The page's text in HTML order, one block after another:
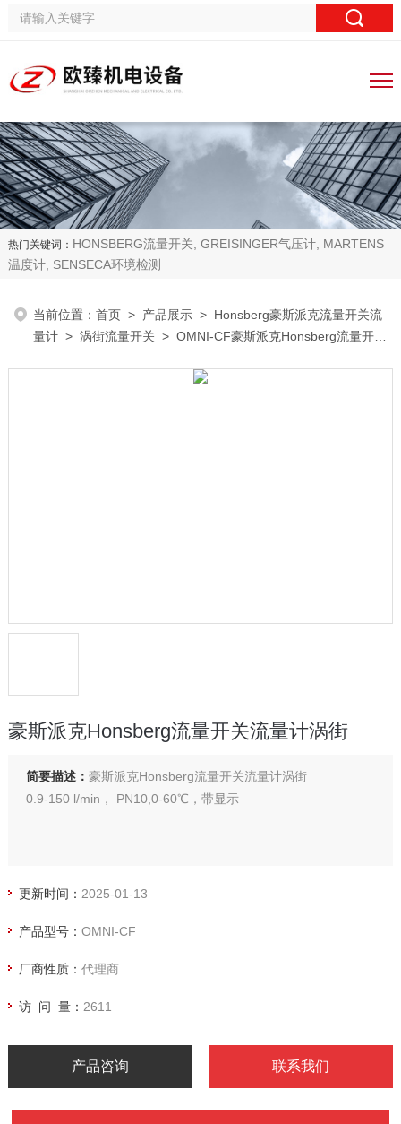
热门关键词： HONSBERG流量开关, GREISINGER气压计, MARTENS
温度计, SENSECA环境检测
当前位置：首页 > 产品展示 > Honsberg豪斯派克流量开关流
量计 >涡街流量开关 > OMNI-CF豪斯派克Honsberg流量开关
豪斯派克Honsberg流量开关流量计涡街
简要描述： 豪斯派克Honsberg流量开关流量计涡街
0.9-150 l/min， PN10,0-60℃，带显示
更新时间： 2025-01-13
产品型号： OMNI-CF
厂商性质： 代理商
访 问 量： 2611
产品咨询 联系我们